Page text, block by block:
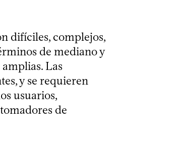
difíciles, complejos,
de mediano y
Las
y se requieren
usuarios,
de